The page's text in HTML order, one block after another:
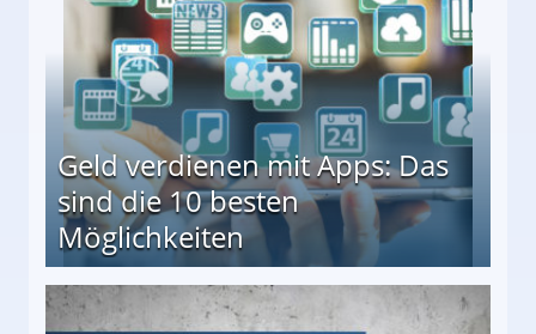
Geld verdienen mit Apps: Das
sind die 10 besten
Möglichkeiten
besten Möglichkeiten